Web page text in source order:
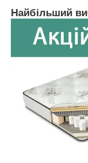
Найбільший